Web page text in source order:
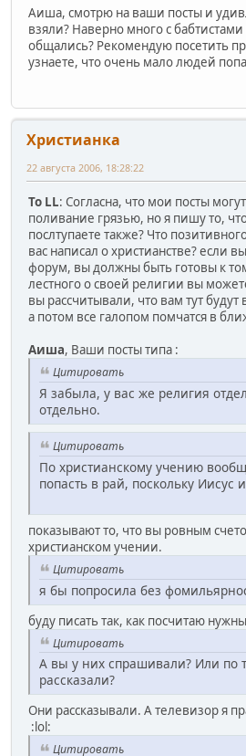
Аиша, смотрю на ваши посты и
взяли? Наверно много с
общались? Рекомендую посетить
узнаете, что очень мало людей
Христианка
22 августа 2006, 18:28:22
То LL: Согласна, что мои посты
поливание грязью, но я пишу то,
послтупаете также? Что
вас написал о христианстве? если
форум, вы должны быть готовы к
лестного о своей религии вы
вы рассчитывали, что вам тут
а потом все галопом помчатся в
Аиша, Ваши посты типа :
Цитировать
Я забыла, у вас же религия
отдельно.
Цитировать
По христианскому учению
попасть в рай, поскольку Иисус
показывают то, что вы ровным
христианском учении.
Цитировать
я бы попросила без
буду писать так, как посчитаю
Цитировать
А вы у них спрашивали? Или по
рассказали?
Они рассказывали. А телевизор я
:lol:
Цитировать